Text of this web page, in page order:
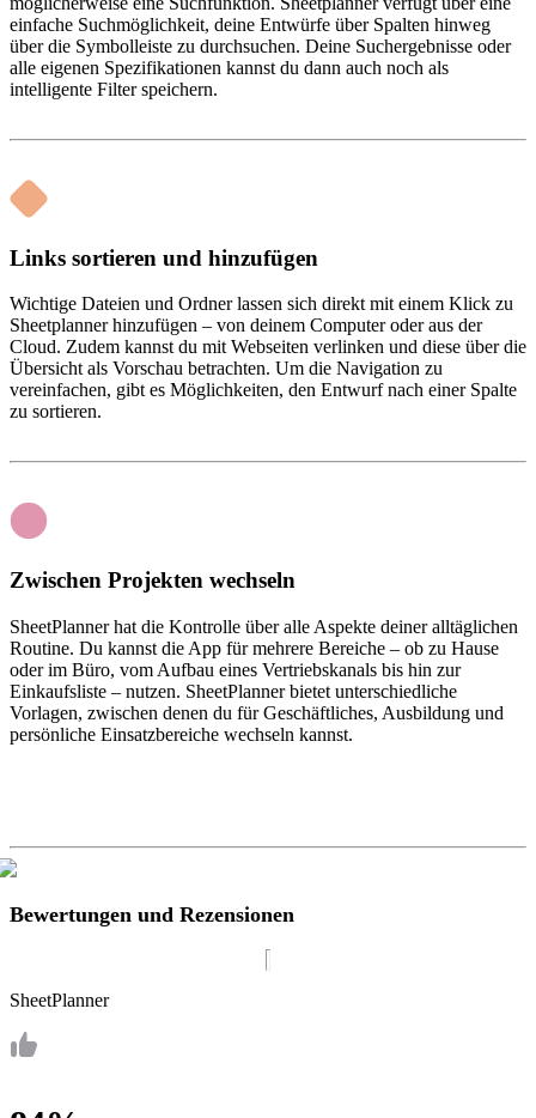
einfache Suchmöglichkeit, deine Entwürfe über Spalten hinweg
über die Symbolleiste zu durchsuchen. Deine Suchergebnisse oder
alle eigenen Spezifikationen kannst du dann auch noch als
intelligente Filter speichern.
Links sortieren und hinzufügen
Wichtige Dateien und Ordner lassen sich direkt mit einem Klick zu
Sheetplanner hinzufügen – von deinem Computer oder aus der
Cloud. Zudem kannst du mit Webseiten verlinken und diese über die
Übersicht als Vorschau betrachten. Um die Navigation zu
vereinfachen, gibt es Möglichkeiten, den Entwurf nach einer Spalte
zu sortieren.
Zwischen Projekten wechseln
SheetPlanner hat die Kontrolle über alle Aspekte deiner alltäglichen
Routine. Du kannst die App für mehrere Bereiche – ob zu Hause
oder im Büro, vom Aufbau eines Vertriebskanals bis hin zur
Einkaufsliste – nutzen. SheetPlanner bietet unterschiedliche
Vorlagen, zwischen denen du für Geschäftliches, Ausbildung und
persönliche Einsatzbereiche wechseln kannst.
Bewertungen und Rezensionen
SheetPlanner